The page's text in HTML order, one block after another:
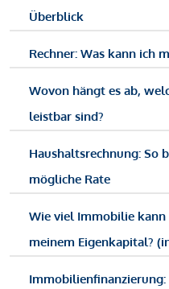
Überblick
Rechner: Was kann ich
Wovon hängt es ab,
leistbar sind?
Haushaltsrechnung: So
mögliche Rate
Wie viel Immobilie
meinem Eigenkapital?